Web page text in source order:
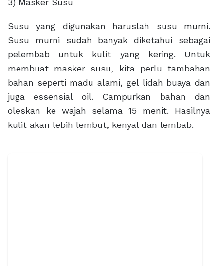
3) Masker Susu
Susu yang digunakan haruslah susu murni.
Susu murni sudah banyak diketahui sebagai
pelembab untuk kulit yang kering. Untuk
membuat masker susu, kita perlu tambahan
bahan seperti madu alami, gel lidah buaya dan
juga essensial oil. Campurkan bahan dan
oleskan ke wajah selama 15 menit. Hasilnya
kulit akan lebih lembut, kenyal dan lembab.